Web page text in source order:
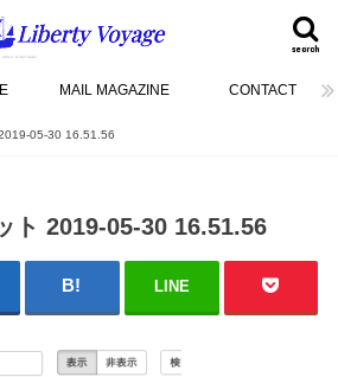
search
MAIL MAGAZINE CONTACT
05-30 16.51.56
ト 2019-05-30 16.51.56
LINE